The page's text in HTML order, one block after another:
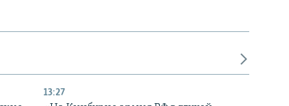
13:27